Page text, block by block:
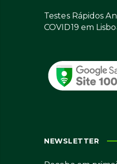
Testes Rápidos
COVID19 em
NEWSLETTER